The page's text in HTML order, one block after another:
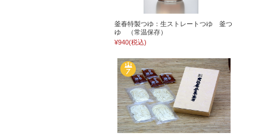
釜春特製つゆ：生ストレートつゆ 釜つ
ゆ （常温保存）
¥940(税込)